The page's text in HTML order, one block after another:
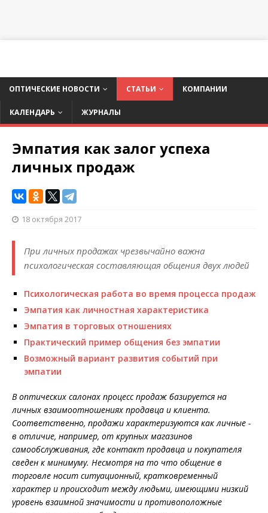
ОПТИЧЕСКИЕ НОВОСТИ СТАТЬИ КОМПАНИИ
КАЛЕНДАРЬ ЖУРНАЛЫ
Эмпатия как залог успеха
личных продаж
18 октября 2017
При личных продажах чрезвычайно важна
психологическая составляющая общения двух людей
Психологическая работа во время процесса продаж
Эмпатия как личностная характеристика
Эмпатия в торговых отношениях
Практический пример общения без эмпатии
Возможный вариант развития событий при
эмпатии
В оптических салонах процесс продаж базируется на
личных взаимоотношениях продавца и клиента.
Соответственно, продажи характеризуются как личные -
в отличие, например, от крупных магазинов
самообслуживания, где контакт продавца и покупателя
сведен к минимуму. Несмотря на то что общение в
торговле носит ситуационный, кратковременный
характер и происходит между людьми, имеющими низкий
уровень взаимной значимости и противоположные